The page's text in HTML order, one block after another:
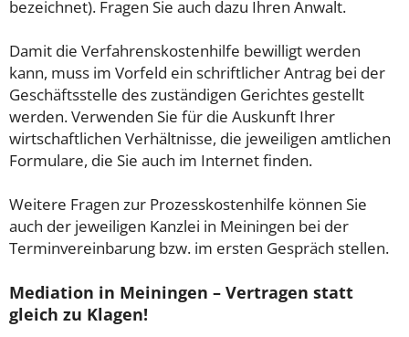
bezeichnet). Fragen Sie auch dazu Ihren Anwalt.
Damit die Verfahrenskostenhilfe bewilligt werden
kann, muss im Vorfeld ein schriftlicher Antrag bei der
Geschäftsstelle des zuständigen Gerichtes gestellt
werden. Verwenden Sie für die Auskunft Ihrer
wirtschaftlichen Verhältnisse, die jeweiligen amtlichen
Formulare, die Sie auch im Internet finden.
Weitere Fragen zur Prozesskostenhilfe können Sie
auch der jeweiligen Kanzlei in Meiningen bei der
Terminvereinbarung bzw. im ersten Gespräch stellen.
Mediation in Meiningen – Vertragen statt
gleich zu Klagen!